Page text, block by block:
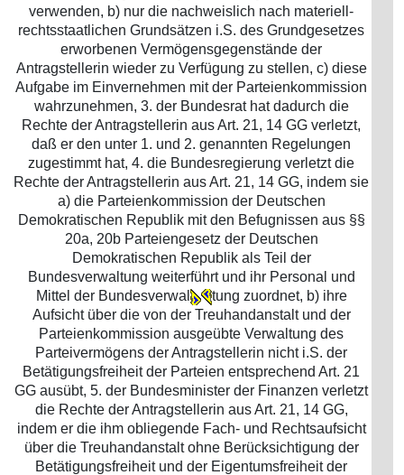
verwenden, b) nur die nachweislich nach materiell-
rechtsstaatlichen Grundsätzen i.S. des Grundgesetzes
erworbenen Vermögensgegenstände der
Antragstellerin wieder zu Verfügung zu stellen, c) diese
Aufgabe im Einvernehmen mit der Parteienkommission
wahrzunehmen, 3. der Bundesrat hat dadurch die
Rechte der Antragstellerin aus Art. 21, 14 GG verletzt,
daß er den unter 1. und 2. genannten Regelungen
zugestimmt hat, 4. die Bundesregierung verletzt die
Rechte der Antragstellerin aus Art. 21, 14 GG, indem sie
a) die Parteienkommission der Deutschen
Demokratischen Republik mit den Befugnissen aus §§
20a, 20b Parteiengesetz der Deutschen
Demokratischen Republik als Teil der
Bundesverwaltung weiterführt und ihr Personal und
Mittel der Bundesverwal
tung zuordnet, b) ihre
Aufsicht über die von der Treuhandanstalt und der
Parteienkommission ausgeübte Verwaltung des
Parteivermögens der Antragstellerin nicht i.S. der
Betätigungsfreiheit der Parteien entsprechend Art. 21
GG ausübt, 5. der Bundesminister der Finanzen verletzt
die Rechte der Antragstellerin aus Art. 21, 14 GG,
indem er die ihm obliegende Fach- und Rechtsaufsicht
über die Treuhandanstalt ohne Berücksichtigung der
Betätigungsfreiheit und der Eigentumsfreiheit der